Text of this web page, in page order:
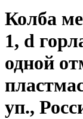
Колба
1, d
одной
уп.,